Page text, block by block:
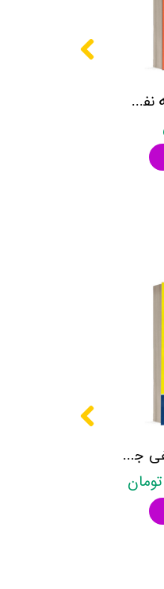
کتاب در باب اعتماد به نفس - نشر کتاب سرای نیک
کتاب بانک تست تالیفی جامع روان آموز